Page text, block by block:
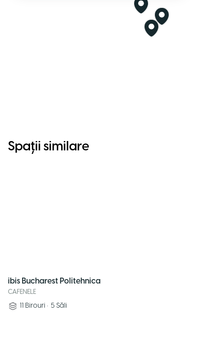
Spații similare
ibis Bucharest Politehnica
CAFENELE
11 Birouri • 5 Săli